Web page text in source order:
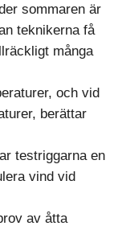
sommaren är
teknikerna få
många
och vid
berättar
testriggarna en
vind vid
av åtta